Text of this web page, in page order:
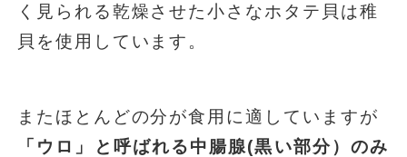
く見られる乾燥させた小さなホタテ貝は稚
貝を使用しています。
またほとんどの分が食用に適していますが
「ウロ」と呼ばれる中腸腺(黒い部分）のみ